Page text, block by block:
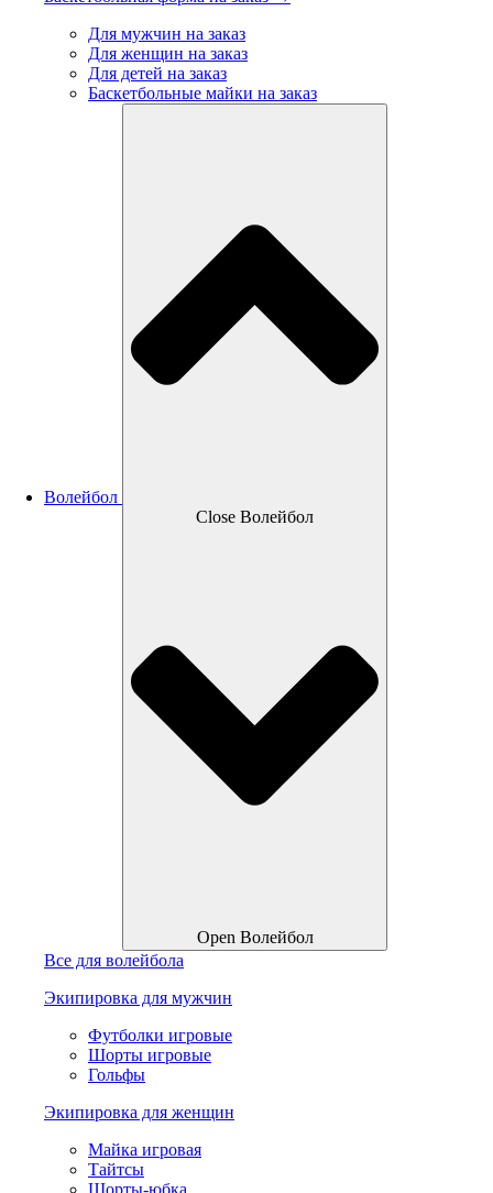
Для мужчин на заказ
Для женщин на заказ
Для детей на заказ
Баскетбольные майки на заказ
Волейбол
Close Волейбол
Open Волейбол
Все для волейбола
Экипировка для мужчин
Футболки игровые
Шорты игровые
Гольфы
Экипировка для женщин
Майка игровая
Тайтсы